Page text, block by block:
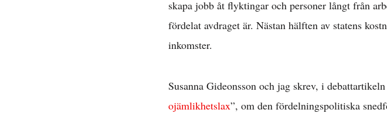
skapa jobb åt flyktingar och personer långt från
fördelat avdraget är. Nästan hälften av statens
inkomster.
Susanna Gideonsson och jag skrev, i
ojämlikhetslax”, om den fördelningspolitiska